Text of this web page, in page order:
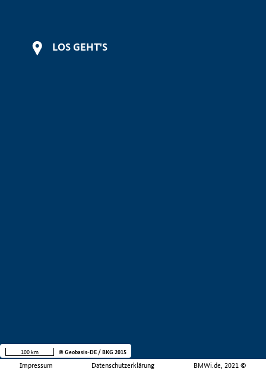
LOS GEHT'S
Impressum Datenschutzerklärung BMWi.de, 2021 ©
100 km © Geobasis-DE / BKG 2015